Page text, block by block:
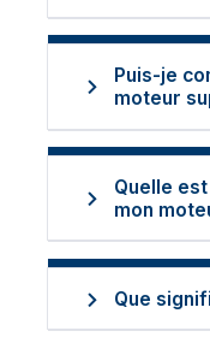
Puis-je
moteur
Quelle
mon
Que